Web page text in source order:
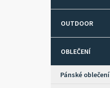
OUTDOOR
OBLEČENÍ
Pánské oblečení